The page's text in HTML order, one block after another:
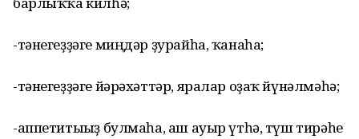
-тәнегеҙҙәге миңдәр ҙурайһа, ҡанаһа;
-тәнегеҙҙәге йәрәхәттәр, яралар оҙаҡ йүнәлмәһә;
-аппетитығыҙ булмаһа, аш ауыр үтһә, түш тирәһе